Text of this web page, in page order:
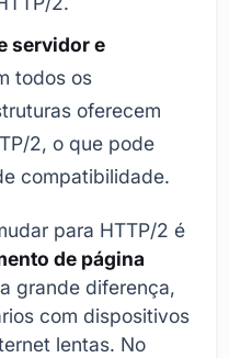
servidor e
todos os
oferecem
2, o que pode
compatibilidade.
para HTTP/2 é
de página
grande diferença,
com dispositivos
lentas. No